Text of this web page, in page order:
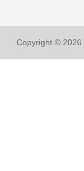
Copyright © 2026